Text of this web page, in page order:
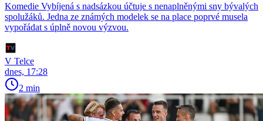
Komedie Vybíjená s nadsázkou účtuje s nenaplněnými sny bývalých
spolužáků. Jedna ze známých modelek se na place poprvé musela
vypořádat s úplně novou výzvou.
V Telce
dnes, 17:28
2 min